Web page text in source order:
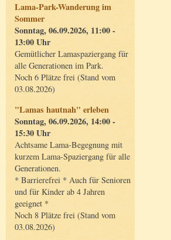
Lama-Park-Wanderung im
Sommer
Sonntag, 06.09.2026, 11:00 -
13:00 Uhr
Gemütlicher Lamaspaziergang für
alle Generationen im Park.
Noch 6 Plätze frei (Stand vom
03.08.2026)
"Lamas hautnah" erleben
Sonntag, 06.09.2026, 14:00 -
15:30 Uhr
Achtsame Lama-Begegnung mit
kurzem Lama-Spaziergang für alle
Generationen.
* Barrierefrei * Auch für Senioren
und für Kinder ab 4 Jahren
geeignet *
Noch 8 Plätze frei (Stand vom
03.08.2026)